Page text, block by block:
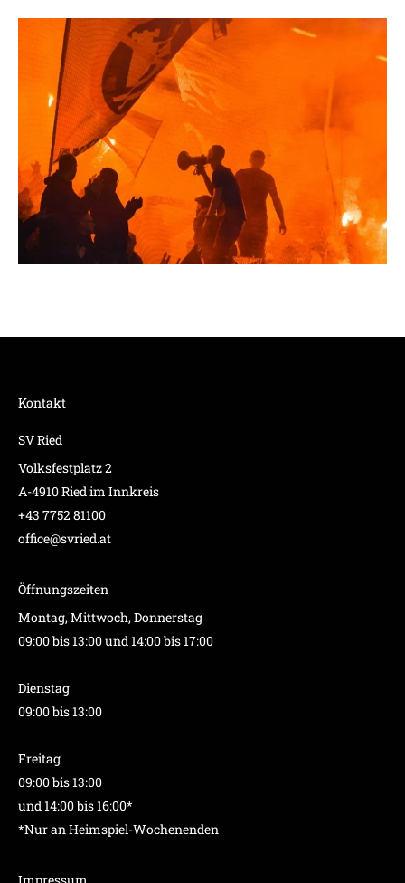
Kontakt
SV Ried
Volksfestplatz 2
A-4910 Ried im Innkreis
+43 7752 81100
office@svried.at
Öffnungszeiten
Montag, Mittwoch, Donnerstag
09:00 bis 13:00 und 14:00 bis 17:00
Dienstag
09:00 bis 13:00
Freitag
09:00 bis 13:00
und 14:00 bis 16:00*
*Nur an Heimspiel-Wochenenden
Impressum